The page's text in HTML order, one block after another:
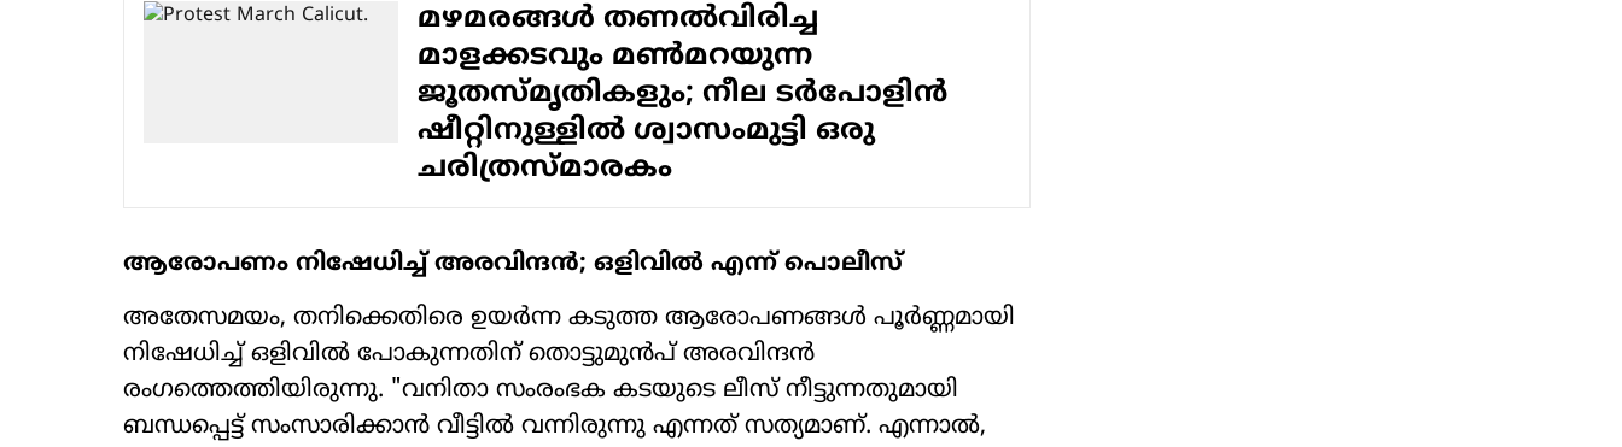
മഴമരങ്ങൾ തണൽവിരിച്ച
മാളക്കടവും മൺമറയുന്ന
ജൂതസ്മൃതികളും; നീല ടർപോളിൻ
ഷീറ്റിനുള്ളിൽ ശ്വാസംമുട്ടി ഒരു
ചരിത്രസ്മാരകം
ആരോപണം നിഷേധിച്ച് അരവിന്ദൻ; ഒളിവിൽ എന്ന് പൊലീസ്
അതേസമയം, തനിക്കെതിരെ ഉയർന്ന കടുത്ത ആരോപണങ്ങൾ പൂർണ്ണമായി
നിഷേധിച്ച് ഒളിവിൽ പോകുന്നതിന് തൊട്ടുമുൻപ് അരവിന്ദൻ
രംഗത്തെത്തിയിരുന്നു. "വനിതാ സംരംഭക കടയുടെ ലീസ് നീട്ടുന്നതുമായി
ബന്ധപ്പെട്ട് സംസാരിക്കാൻ വീട്ടിൽ വന്നിരുന്നു എന്നത് സത്യമാണ്. എന്നാൽ,